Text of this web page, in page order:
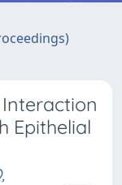
Epithelial